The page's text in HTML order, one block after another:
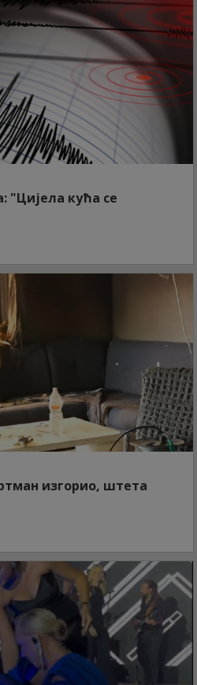
"Цијела кућа се
изгорио, штета